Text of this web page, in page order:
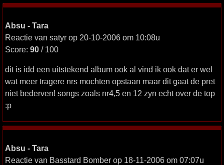
Absu - Tara
Reactie van satyr op 20-10-2006 om 10:08u
Score: 90 / 100
dit is idd een uitstekend album ook al vind ik ook dat er wel
wat meer tragere nrs mochten opstaan maar dit gaat de pret
niet bederven! songs zoals nr4,5 en 12 zyn echt over de top
:p
Absu - Tara
Reactie van Basstard Bomber op 18-11-2006 om 07:07u